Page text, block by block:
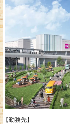
【勤務先】